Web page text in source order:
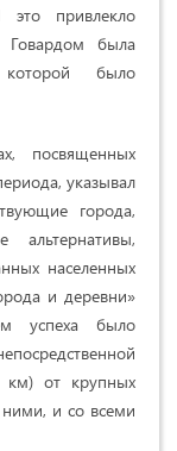
это привлекло
Говардом была
которой было
посвященных
указывал
города,
населенных
и деревни»
успеха было
км) от крупных
ними, и со всеми